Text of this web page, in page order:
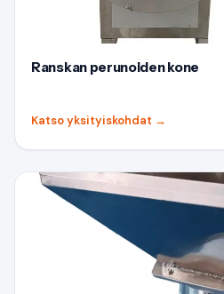
Ranskan perunoiden kone
Katso yksityiskohdat →